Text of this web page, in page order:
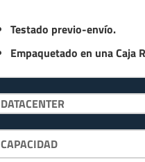
Testado previo-envío.
Empaquetado en una Caja
DATACENTER
CAPACIDAD